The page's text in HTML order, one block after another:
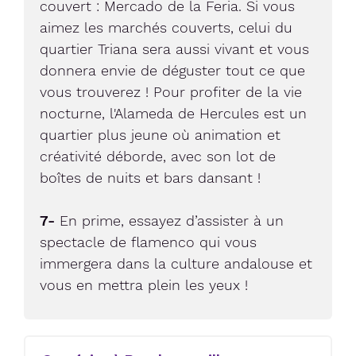
couvert : Mercado de la Feria. Si vous
aimez les marchés couverts, celui du
quartier Triana sera aussi vivant et vous
donnera envie de déguster tout ce que
vous trouverez ! Pour profiter de la vie
nocturne, l'Alameda de Hercules est un
quartier plus jeune où animation et
créativité déborde, avec son lot de
boîtes de nuits et bars dansant !
7- En prime, essayez d’assister à un
spectacle de flamenco qui vous
immergera dans la culture andalouse et
vous en mettra plein les yeux !